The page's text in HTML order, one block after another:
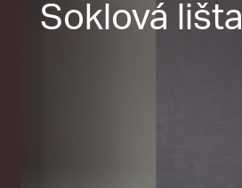
Soklová lišta